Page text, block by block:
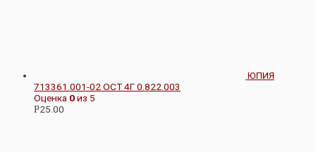
ЮПИЯ
713361.001-02 ОСТ 4Г 0.822.003
Оценка 0из 5
Р25.00